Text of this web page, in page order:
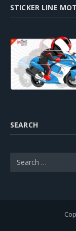
STICKER LINE
SEARCH